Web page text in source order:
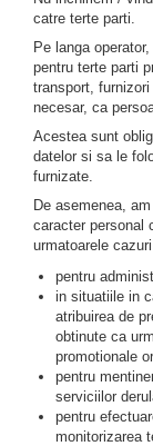
catre terte parti.
Pe langa
pentru terte parti
transport,
necesar, ca
Acestea sunt
datelor si sa le
furnizate.
De asemenea,
caracter personal
urmatoarele
pentru
in situatiile in
atribuirea de
obtinute ca
promotionale
pentru
serviciilor
pentru
monitorizarea